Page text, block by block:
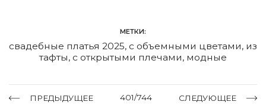
МЕТКИ:
свадебные платья 2025, с объемными цветами, из
тафты, с открытыми плечами, модные
ПРЕДЫДУЩЕЕ 401/744 СЛЕДУЮЩЕЕ